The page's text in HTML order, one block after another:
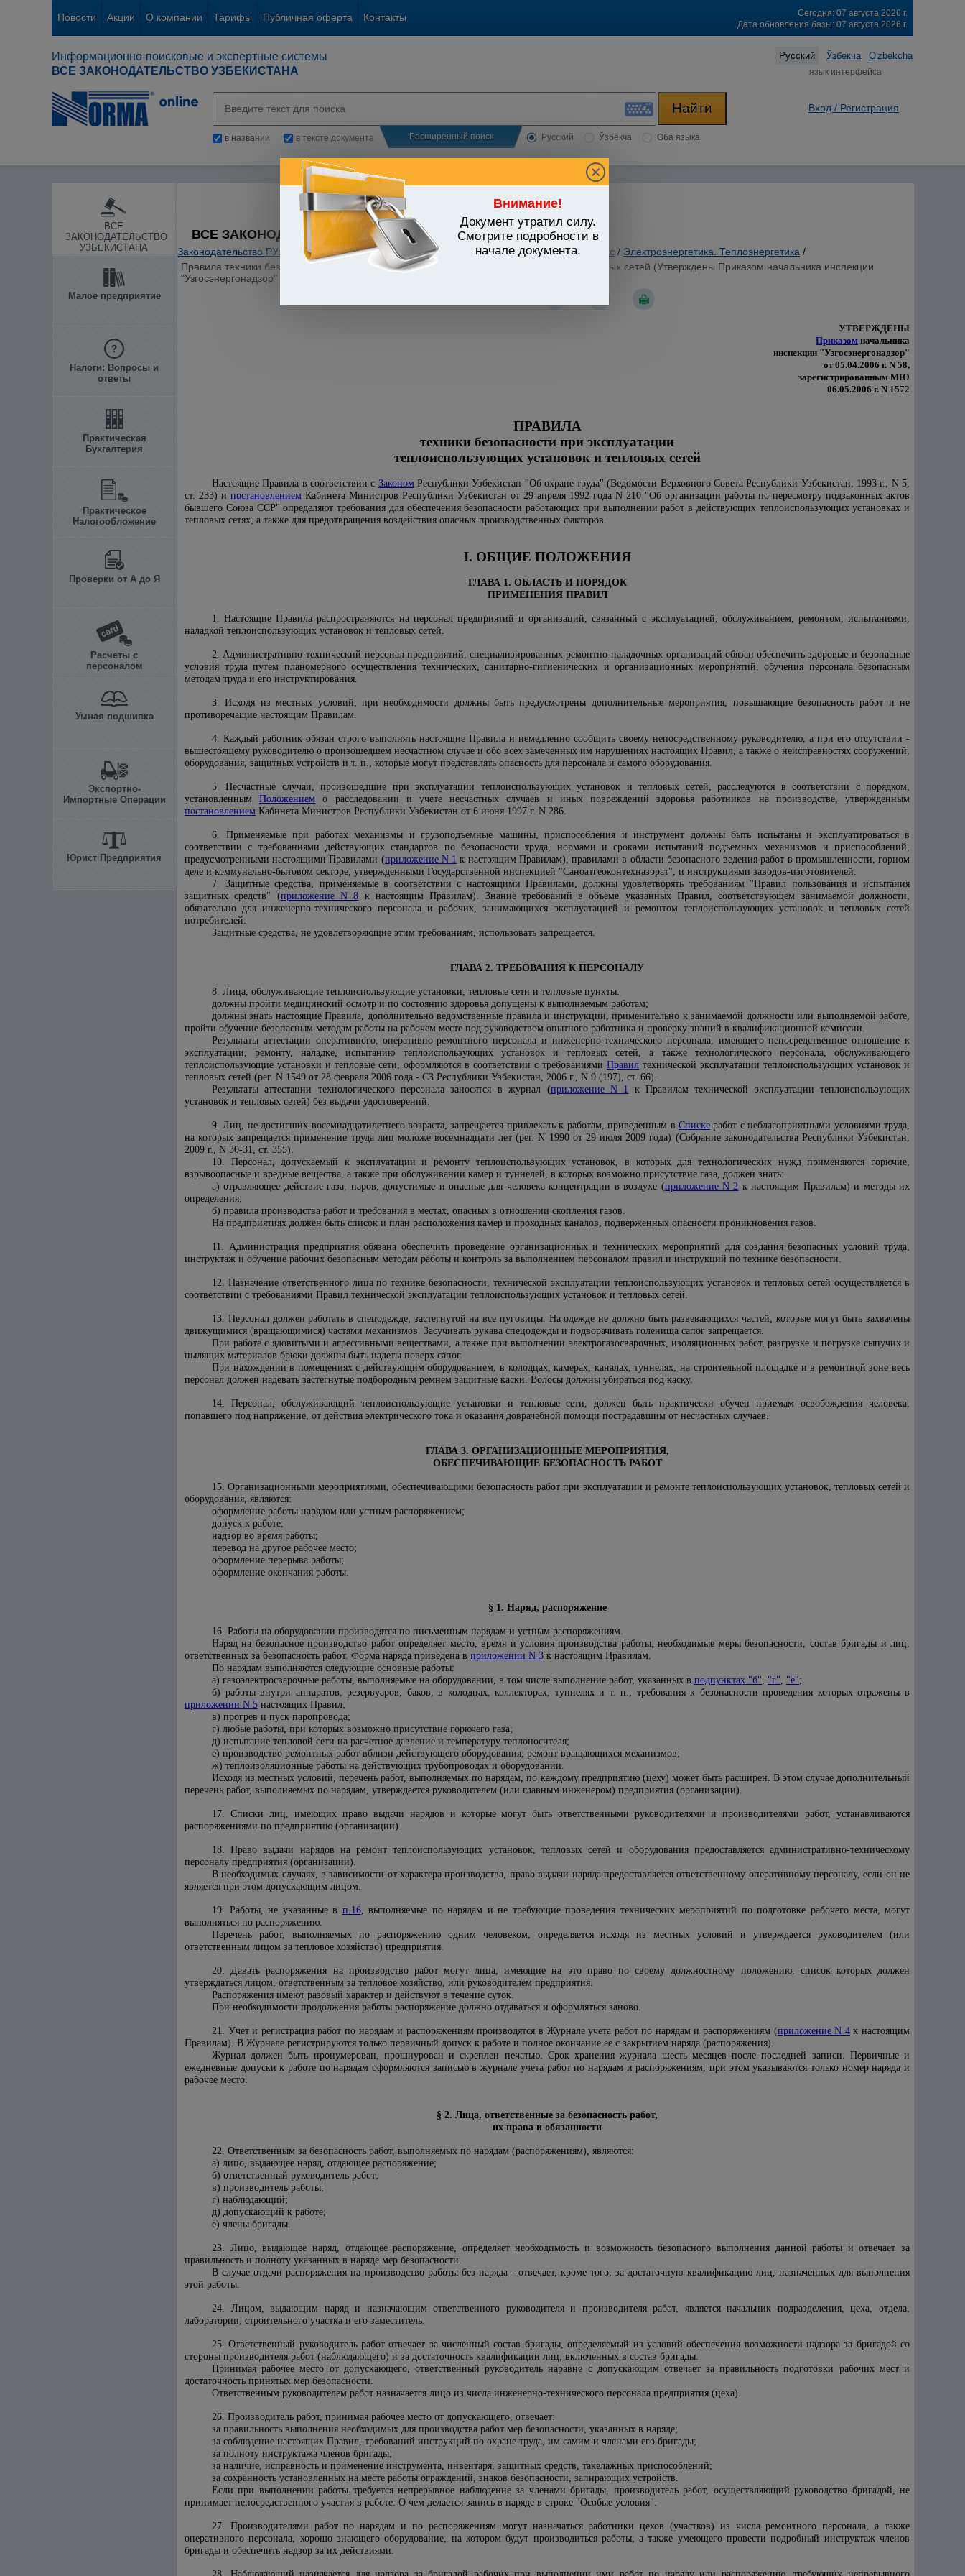
Новости Акции О компании Тарифы Публичная оферта Контакты
Сегодня: 07 августа 2026 г.
Дата обновления базы: 07 августа 2026 г.
Информационно-поисковые и экспертные системы
ВСЕ ЗАКОНОДАТЕЛЬСТВО УЗБЕКИСТАНА
Русский Ўзбекча O'zbekcha
язык интерфейса
в названии в тексте документа Расширенный поиск Русский Ўзбекча Оба языка
Вход / Регистрация
ВСЕ
ЗАКОНОДАТЕЛЬСТВО
УЗБЕКИСТАНА
Малое предприятие
Налоги: Вопросы и
ответы
Практическая
Бухгалтерия
Практическое
Налогообложение
Проверки от А до Я
Расчеты с
персоналом
Умная подшивка
Экспортно-
Импортные Операции
Юрист Предприятия
Внимание!
Документ утратил силу.
Смотрите подробности в
начале документа.
ВСЕ ЗАКОНОДАТЕЛЬСТВО УЗБЕКИСТАНА
Законодательство РУз Отдельные отрасли экономики Топливно-энергетический комплекс / Электроэнергетика. Теплоэнергетика /
Правила техники безопасности при эксплуатации теплоиспользующих установок и тепловых сетей (Утверждены Приказом начальника инспекции
"Узгосэнергонадзор" от 05.04.2006 г. N 58, зарегистрированным МЮ 06.05.2006 г. N 1572)
УТВЕРЖДЕНЫ
Приказом начальника
инспекции "Узгосэнергонадзор"
от 05.04.2006 г. N 58,
зарегистрированным МЮ
06.05.2006 г. N 1572
ПРАВИЛА
техники безопасности при эксплуатации
теплоиспользующих установок и тепловых сетей
Настоящие Правила в соответствии с ЗакономРеспублики Узбекистан "Об охране труда" (Ведомости Верховного Совета Республики Узбекистан, 1993 г., N 5,
ст. 233) и постановлением Кабинета Министров Республики Узбекистан от 29 апреля 1992 года N 210 "Об организации работы по пересмотру подзаконных актов
бывшего Союза ССР" определяют требования для обеспечения безопасности работающих при выполнении работ в действующих теплоиспользующих установках и
тепловых сетях, а также для предотвращения воздействия опасных производственных факторов.
I. ОБЩИЕ ПОЛОЖЕНИЯ
ГЛАВА 1. ОБЛАСТЬ И ПОРЯДОК
ПРИМЕНЕНИЯ ПРАВИЛ
1. Настоящие Правила распространяются на персонал предприятий и организаций, связанный с эксплуатацией, обслуживанием, ремонтом, испытаниями,
наладкой теплоиспользующих установок и тепловых сетей.
2. Административно-технический персонал предприятий, специализированных ремонтно-наладочных организаций обязан обеспечить здоровые и безопасные
условия труда путем планомерного осуществления технических, санитарно-гигиенических и организационных мероприятий, обучения персонала безопасным
методам труда и его инструктирования.
3. Исходя из местных условий, при необходимости должны быть предусмотрены дополнительные мероприятия, повышающие безопасность работ и не
противоречащие настоящим Правилам.
4. Каждый работник обязан строго выполнять настоящие Правила и немедленно сообщить своему непосредственному руководителю, а при его отсутствии -
вышестоящему руководителю о произошедшем несчастном случае и обо всех замеченных им нарушениях настоящих Правил, а также о неисправностях сооружений,
оборудования, защитных устройств и т. п., которые могут представлять опасность для персонала и самого оборудования.
5. Несчастные случаи, произошедшие при эксплуатации теплоиспользующих установок и тепловых сетей, расследуются в соответствии с порядком,
установленнымПоложением о расследовании и учете несчастных случаев и иных повреждений здоровья работников на производстве, утвержденным
постановлением Кабинета Министров Республики Узбекистан от 6 июня 1997 г. N 286.
6. Применяемые при работах механизмы и грузоподъемные машины, приспособления и инструмент должны быть испытаны и эксплуатироваться в
соответствии с требованиями действующих стандартов по безопасности труда, нормами и сроками испытаний подъемных механизмов и приспособлений,
предусмотренными настоящими Правилами (приложение N 1 к настоящим Правилам), правилами в области безопасного ведения работ в промышленности, горном
деле и коммунально-бытовом секторе, утвержденными Государственной инспекцией "Саноатгеоконтехназорат", и инструкциями заводов-изготовителей.
7. Защитные средства, применяемые в соответствии с настоящими Правилами, должны удовлетворять требованиям "Правил пользования и испытания
защитных средств" (приложение N 8 к настоящим Правилам). Знание требований в объеме указанных Правил, соответствующем занимаемой должности,
обязательно для инженерно-технического персонала и рабочих, занимающихся эксплуатацией и ремонтом теплоиспользующих установок и тепловых сетей
потребителей.
Защитные средства, не удовлетворяющие этим требованиям, использовать запрещается.
ГЛАВА 2. ТРЕБОВАНИЯ К ПЕРСОНАЛУ
8. Лица, обслуживающие теплоиспользующие установки, тепловые сети и тепловые пункты:
должны пройти медицинский осмотр и по состоянию здоровья допущены к выполняемым работам;
должны знать настоящие Правила, дополнительно ведомственные правила и инструкции, применительно к занимаемой должности или выполняемой работе,
пройти обучение безопасным методам работы на рабочем месте под руководством опытного работника и проверку знаний в квалификационной комиссии.
Результаты аттестации оперативного, оперативно-ремонтного персонала и инженерно-технического персонала, имеющего непосредственное отношение к
эксплуатации, ремонту, наладке, испытанию теплоиспользующих установок и тепловых сетей, а также технологического персонала, обслуживающего
теплоиспользующие установки и тепловые сети, оформляются в соответствии с требованиями Правил технической эксплуатации теплоиспользующих установок и
тепловых сетей (рег. N 1549 от 28 февраля 2006 года - СЗ Республики Узбекистан, 2006 г., N 9 (197), ст. 66).
Результаты аттестации технологического персонала заносятся в журнал (приложение N 1 к Правилам технической эксплуатации теплоиспользующих
установок и тепловых сетей) без выдачи удостоверений.
9. Лиц, не достигших восемнадцатилетнего возраста, запрещается привлекать к работам, приведенным в Спискеработ с неблагоприятными условиями труда,
на которых запрещается применение труда лиц моложе восемнадцати лет (peг. N 1990 от 29 июля 2009 года) (Собрание законодательства Республики Узбекистан,
2009 г., N 30-31, ст. 355).
10. Персонал, допускаемый к эксплуатации и ремонту теплоиспользующих установок, в которых для технологических нужд применяются горючие,
взрывоопасные и вредные вещества, а также при обслуживании камер и туннелей, в которых возможно присутствие газа, должен знать:
а) отравляющее действие газа, паров, допустимые и опасные для человека концентрации в воздухе (приложение N 2 к настоящим Правилам) и методы их
определения;
б) правила производства работ и требования в местах, опасных в отношении скопления газов.
На предприятиях должен быть список и план расположения камер и проходных каналов, подверженных опасности проникновения газов.
11. Администрация предприятия обязана обеспечить проведение организационных и технических мероприятий для создания безопасных условий труда,
инструктаж и обучение рабочих безопасным методам работы и контроль за выполнением персоналом правил и инструкций по технике безопасности.
12. Назначение ответственного лица по технике безопасности, технической эксплуатации теплоиспользующих установок и тепловых сетей осуществляется в
соответствии с требованиями Правил технической эксплуатации теплоиспользующих установок и тепловых сетей.
13. Персонал должен работать в спецодежде, застегнутой на все пуговицы. На одежде не должно быть развевающихся частей, которые могут быть захвачены
движущимися (вращающимися) частями механизмов. Засучивать рукава спецодежды и подворачивать голенища сапог запрещается.
При работе с ядовитыми и агрессивными веществами, а также при выполнении электрогазосварочных, изоляционных работ, разгрузке и погрузке сыпучих и
пылящих материалов брюки должны быть надеты поверх сапог.
При нахождении в помещениях с действующим оборудованием, в колодцах, камерах, каналах, туннелях, на строительной площадке и в ремонтной зоне весь
персонал должен надевать застегнутые подбородным ремнем защитные каски. Волосы должны убираться под каску.
14. Персонал, обслуживающий теплоиспользующие установки и тепловые сети, должен быть практически обучен приемам освобождения человека,
попавшего под напряжение, от действия электрического тока и оказания доврачебной помощи пострадавшим от несчастных случаев.
ГЛАВА 3. ОРГАНИЗАЦИОННЫЕ МЕРОПРИЯТИЯ,
ОБЕСПЕЧИВАЮЩИЕ БЕЗОПАСНОСТЬ РАБОТ
15. Организационными мероприятиями, обеспечивающими безопасность работ при эксплуатации и ремонте теплоиспользующих установок, тепловых сетей и
оборудования, являются:
оформление работы нарядом или устным распоряжением;
допуск к работе;
надзор во время работы;
перевод на другое рабочее место;
оформление перерыва работы;
оформление окончания работы.
§ 1. Наряд, распоряжение
16. Работы на оборудовании производятся по письменным нарядам и устным распоряжениям.
Наряд на безопасное производство работ определяет место, время и условия производства работы, необходимые меры безопасности, состав бригады и лиц,
ответственных за безопасность работ. Форма наряда приведена в приложении N 3 к настоящим Правилам.
По нарядам выполняются следующие основные работы:
а) газоэлектросварочные работы, выполняемые на оборудовании, в том числе выполнение работ, указанных в подпунктах "б", "г", "е";
б) работы внутри аппаратов, резервуаров, баков, в колодцах, коллекторах, туннелях и т. п., требования к безопасности проведения которых отражены в
приложении N 5 настоящих Правил;
в) прогрев и пуск паропровода;
г) любые работы, при которых возможно присутствие горючего газа;
д) испытание тепловой сети на расчетное давление и температуру теплоносителя;
е) производство ремонтных работ вблизи действующего оборудования; ремонт вращающихся механизмов;
ж) теплоизоляционные работы на действующих трубопроводах и оборудовании.
Исходя из местных условий, перечень работ, выполняемых по нарядам, по каждому предприятию (цеху) может быть расширен. В этом случае дополнительный
перечень работ, выполняемых по нарядам, утверждается руководителем (или главным инженером) предприятия (организации).
17. Списки лиц, имеющих право выдачи нарядов и которые могут быть ответственными руководителями и производителями работ, устанавливаются
распоряжениями по предприятию (организации).
18. Право выдачи нарядов на ремонт теплоиспользующих установок, тепловых сетей и оборудования предоставляется административно-техническому
персоналу предприятия (организации).
В необходимых случаях, в зависимости от характера производства, право выдачи наряда предоставляется ответственному оперативному персоналу, если он не
является при этом допускающим лицом.
19. Работы, не указанные в п.16, выполняемые по нарядам и не требующие проведения технических мероприятий по подготовке рабочего места, могут
выполняться по распоряжению.
Перечень работ, выполняемых по распоряжению одним человеком, определяется исходя из местных условий и утверждается руководителем (или
ответственным лицом за тепловое хозяйство) предприятия.
20. Давать распоряжения на производство работ могут лица, имеющие на это право по своему должностному положению, список которых должен
утверждаться лицом, ответственным за тепловое хозяйство, или руководителем предприятия.
Распоряжения имеют разовый характер и действуют в течение суток.
При необходимости продолжения работы распоряжение должно отдаваться и оформляться заново.
21. Учет и регистрация работ по нарядам и распоряжениям производятся в Журнале учета работ по нарядам и распоряжениям (приложение N 4к настоящим
Правилам). В Журнале регистрируются только первичный допуск к работе и полное окончание ее с закрытием наряда (распоряжения).
Журнал должен быть пронумерован, прошнурован и скреплен печатью. Срок хранения журнала шесть месяцев после последней записи. Первичные и
ежедневные допуски к работе по нарядам оформляются записью в журнале учета работ по нарядам и распоряжениям, при этом указываются только номер наряда и
рабочее место.
§ 2. Лица, ответственные за безопасность работ,
их права и обязанности
22. Ответственным за безопасность работ, выполняемых по нарядам (распоряжениям), являются:
а) лицо, выдающее наряд, отдающее распоряжение;
б) ответственный руководитель работ;
в) производитель работы;
г) наблюдающий;
д) допускающий к работе;
е) члены бригады.
23. Лицо, выдающее наряд, отдающее распоряжение, определяет необходимость и возможность безопасного выполнения данной работы и отвечает за
правильность и полноту указанных в наряде мер безопасности.
В случае отдачи распоряжения на производство работы без наряда - отвечает, кроме того, за достаточную квалификацию лиц, назначенных для выполнения
этой работы.
24. Лицом, выдающим наряд и назначающим ответственного руководителя и производителя работ, является начальник подразделения, цеха, отдела,
лаборатории, строительного участка и его заместитель.
25. Ответственный руководитель работ отвечает за численный состав бригады, определяемый из условий обеспечения возможности надзора за бригадой со
стороны производителя работ (наблюдающего) и за достаточность квалификации лиц, включенных в состав бригады.
Принимая рабочее место от допускающего, ответственный руководитель наравне с допускающим отвечает за правильность подготовки рабочих мест и
достаточность принятых мер безопасности.
Ответственным руководителем работ назначается лицо из числа инженерно-технического персонала предприятия (цеха).
26. Производитель работ, принимая рабочее место от допускающего, отвечает:
за правильность выполнения необходимых для производства работ мер безопасности, указанных в наряде;
за соблюдение настоящих Правил, требований инструкций по охране труда, им самим и членами его бригады;
за полноту инструктажа членов бригады;
за наличие, исправность и применение инструмента, инвентаря, защитных средств, такелажных приспособлений;
за сохранность установленных на месте работы ограждений, знаков безопасности, запирающих устройств.
Если при выполнении работы требуется непрерывное наблюдение за членами бригады, производитель работ, осуществляющий руководство бригадой, не
принимает непосредственного участия в работе. О чем делается запись в наряде в строке "Особые условия".
27. Производителями работ по нарядам и по распоряжениям могут назначаться работники цехов (участков) из числа ремонтного персонала, а также
оперативного персонала, хорошо знающего оборудование, на котором будут производиться работы, а также умеющего провести подробный инструктаж членов
бригады и обеспечить надзор за их действиями.